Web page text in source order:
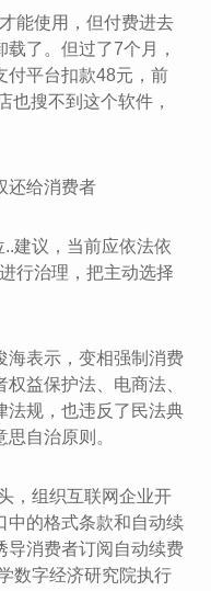
能使用，但付费进去
了。但过了7个月，
付平台扣款48元，前
也搜不到这个软件，
还给消费者
建议，当前应依法依
行治理，把主动选择
海表示，变相强制消费
益保护法、电商法、
法规，也违反了民法典
自治原则。
，组织互联网企业开
中的格式条款和自动续
导消费者订阅自动续费
数字经济研究院执行